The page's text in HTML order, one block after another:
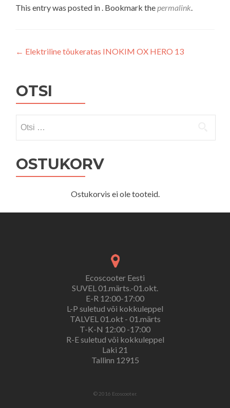
This entry was posted in . Bookmark thepermalink.
Navigeerimine
← Elektriline tõukeratas INOKIM OX HERO 13
OTSI
OSTUKORV
Ostukorvis ei ole tooteid.
Ecoscooter Eesti
SUVEL 01.märts.-01.okt.
E-R 12:00-17:00
L-P suletud või kokkuleppel
TALVEL 01.okt - 01.märts
T-K-N 12:00 -17:00
R-E suletud või kokkuleppel
Laki 21
Tallinn 12915
© 2016 Ecoscooter.